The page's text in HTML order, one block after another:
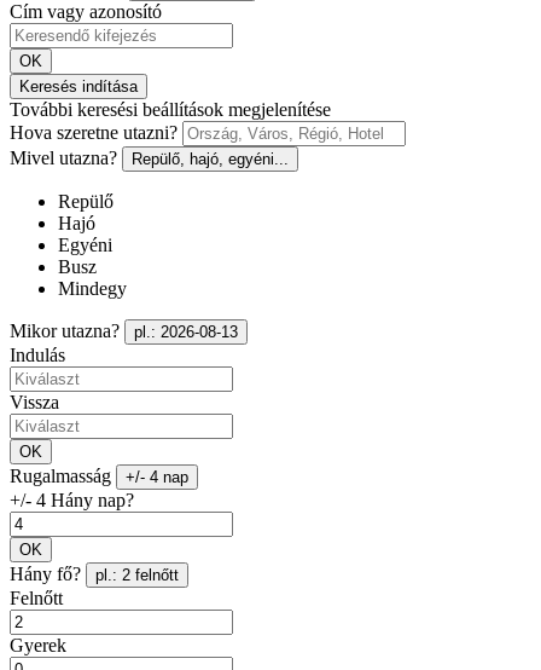
Cím vagy azonosító
OK
Keresés indítása
További keresési beállítások megjelenítése
Hova szeretne utazni?
Mivel utazna?
Repülő, hajó, egyéni...
Repülő
Hajó
Egyéni
Busz
Mindegy
Mikor utazna? pl.: 2026-08-13
Indulás
Vissza
OK
Rugalmasság +/- 4 nap
+/- 4 Hány nap?
OK
Hány fő? pl.: 2 felnőtt
Felnőtt
Gyerek